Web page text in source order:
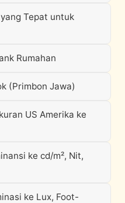
Tepat untuk
Rumahan
(Primbon Jawa)
US Amerika ke
ke cd/m², Nit,
ke Lux, Foot-